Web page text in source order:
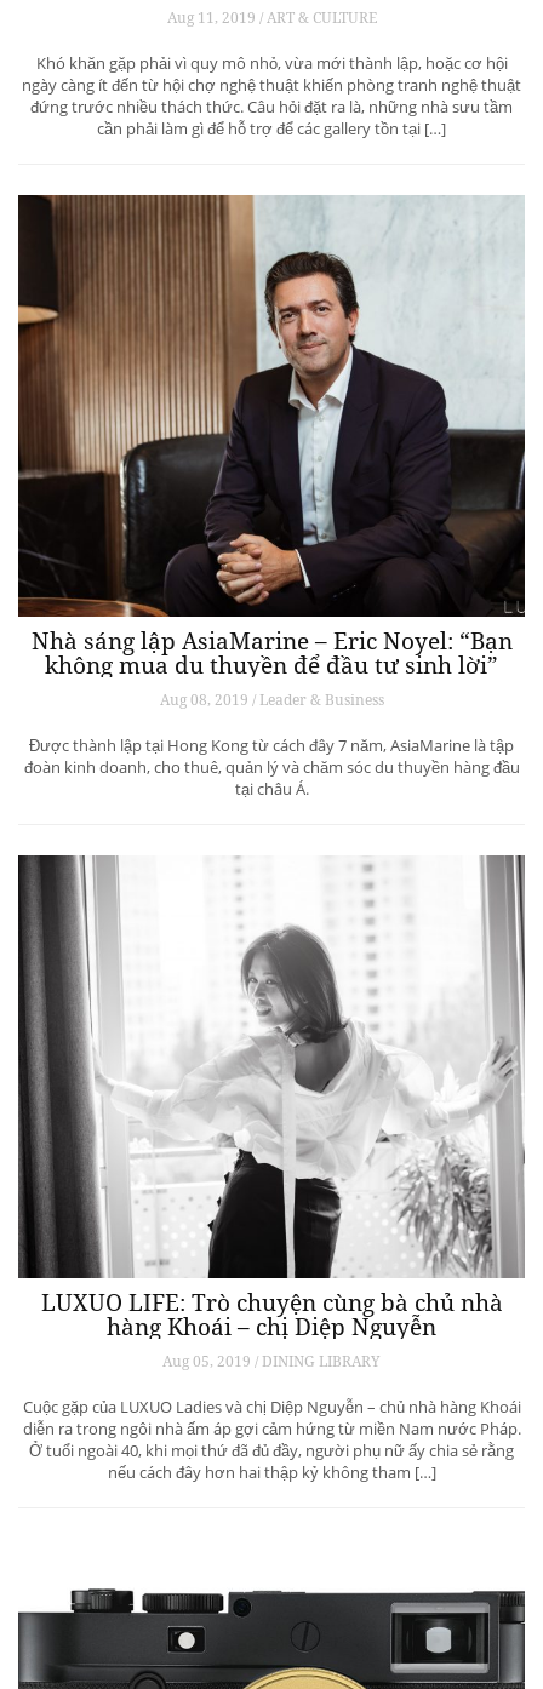
Aug 11, 2019 / ART & CULTURE
Khó khăn gặp phải vì quy mô nhỏ, vừa mới thành lập, hoặc cơ hội
ngày càng ít đến từ hội chợ nghệ thuật khiến phòng tranh nghệ thuật
đứng trước nhiều thách thức. Câu hỏi đặt ra là, những nhà sưu tầm
cần phải làm gì để hỗ trợ để các gallery tồn tại […]
Nhà sáng lập AsiaMarine – Eric Noyel: “Bạn
không mua du thuyền để đầu tư sinh lời”
Aug 08, 2019 / Leader & Business
Được thành lập tại Hong Kong từ cách đây 7 năm, AsiaMarine là tập
đoàn kinh doanh, cho thuê, quản lý và chăm sóc du thuyền hàng đầu
tại châu Á.
LUXUO LIFE: Trò chuyện cùng bà chủ nhà
hàng Khoái – chị Diệp Nguyễn
Aug 05, 2019 / DINING LIBRARY
Cuộc gặp của LUXUO Ladies và chị Diệp Nguyễn – chủ nhà hàng Khoái
diễn ra trong ngôi nhà ấm áp gợi cảm hứng từ miền Nam nước Pháp.
Ở tuổi ngoài 40, khi mọi thứ đã đủ đầy, người phụ nữ ấy chia sẻ rằng
nếu cách đây hơn hai thập kỷ không tham […]